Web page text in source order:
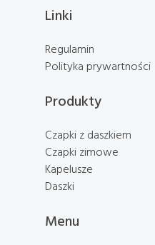
Linki
Regulamin
Polityka prywartności
Produkty
Czapki z daszkiem
Czapki zimowe
Kapelusze
Daszki
Menu